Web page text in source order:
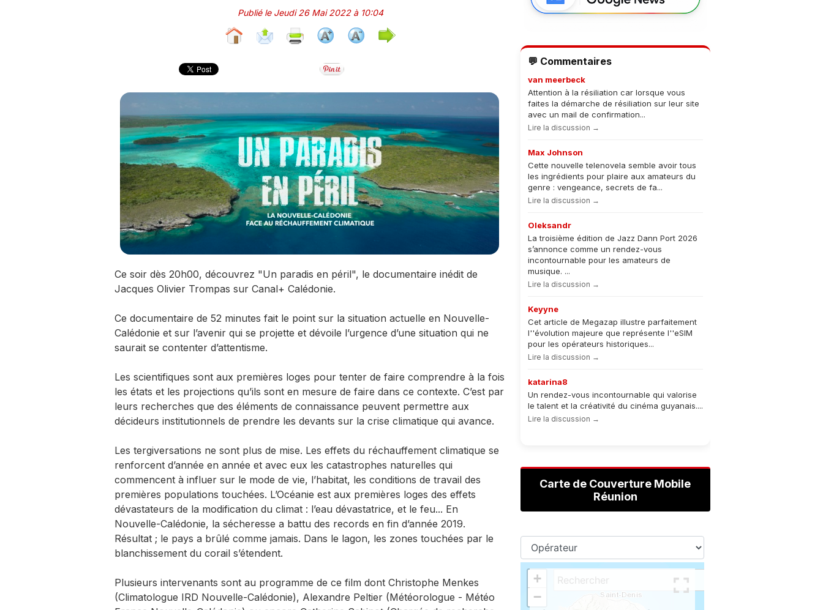
Publié le Jeudi 26 Mai 2022 à 10:04
Ce soir dès 20h00, découvrez "Un paradis en péril", le documentaire inédit de
Jacques Olivier Trompas sur Canal+ Calédonie.
Ce documentaire de 52 minutes fait le point sur la situation actuelle en Nouvelle-
Calédonie et sur l’avenir qui se projette et dévoile l’urgence d’une situation qui ne
saurait se contenter d’attentisme.
Les scientifiques sont aux premières loges pour tenter de faire comprendre à la fois
les états et les projections qu’ils sont en mesure de faire dans ce contexte. C’est par
leurs recherches que des éléments de connaissance peuvent permettre aux
décideurs institutionnels de prendre les devants sur la crise climatique qui avance.
Les tergiversations ne sont plus de mise. Les effets du réchauffement climatique se
renforcent d’année en année et avec eux les catastrophes naturelles qui
commencent à influer sur le mode de vie, l’habitat, les conditions de travail des
premières populations touchées. L’Océanie est aux premières loges des effets
dévastateurs de la modification du climat : l’eau dévastatrice, et le feu... En
Nouvelle-Calédonie, la sécheresse a battu des records en fin d’année 2019.
Résultat ; le pays a brûlé comme jamais. Dans le lagon, les zones touchées par le
blanchissement du corail s’étendent.
Plusieurs intervenants sont au programme de ce film dont Christophe Menkes
(Climatologue IRD Nouvelle-Calédonie), Alexandre Peltier (Météorologue - Météo
💬 Commentaires
van meerbeck
Attention à la résiliation car lorsque vous
faites la démarche de résiliation sur leur site
avec un mail de confirmation...
Lire la discussion →
Max Johnson
Cette nouvelle telenovela semble avoir tous
les ingrédients pour plaire aux amateurs du
genre : vengeance, secrets de fa...
Lire la discussion →
Oleksandr
La troisième édition de Jazz Dann Port 2026
s’annonce comme un rendez-vous
incontournable pour les amateurs de
musique. ...
Lire la discussion →
Keyyne
Cet article de Megazap illustre parfaitement
l''évolution majeure que représente l''eSIM
pour les opérateurs historiques...
Lire la discussion →
katarina8
Un rendez-vous incontournable qui valorise
le talent et la créativité du cinéma guyanais....
Lire la discussion →
Carte de Couverture Mobile
Réunion